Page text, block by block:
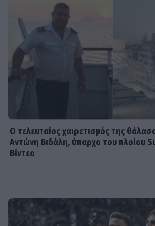
Νταγκ και Τζούλι Πιτ: Τα αδέλφια του
Μπραντ Πιτ που επέλεξαν μια
αλλιώτικη ζωή! Με τι ασχολούνται
του-«Xωρίς εσένα, σαν να μην είναι
γιορτές»
Ο τελευταίος χαιρετισμός της
Αντώνη Βιδάλη, ύπαρχο του πλοίου
Βίντεο